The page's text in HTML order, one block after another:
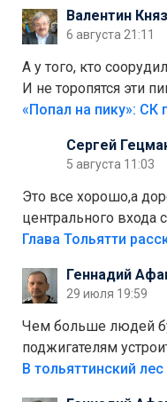
Валентин
6 августа 21:11
А у того, кто
И не торопятся эти
Сергей
5 августа 11:03
Это все хорошо,а
центрального
аттракционам
лежала в парке и
украли.
Геннадий
29 июля 19:59
Чем больше людей
поджигателям
костры,тех надо